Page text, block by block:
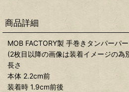
商品詳細
MOB FACTORY製 手巻きタンパーパ
(2枚目以降の画像は装着イメージの為
長さ
本体 2.2cm前
装着時 1.9cm前後